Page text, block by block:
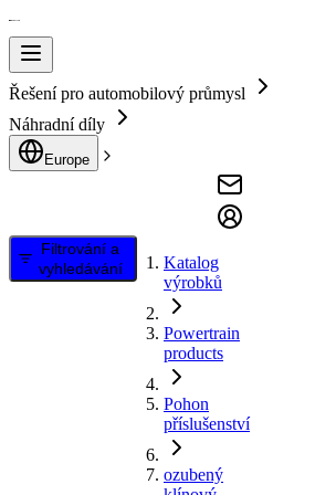
Řešení pro automobilový průmysl
Náhradní díly
Europe
Filtrování a
vyhledávání
Katalog
výrobků
Powertrain
products
Pohon
příslušenství
ozubený